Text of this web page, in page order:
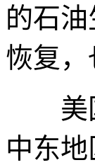
的石
恢复，
美国
中东